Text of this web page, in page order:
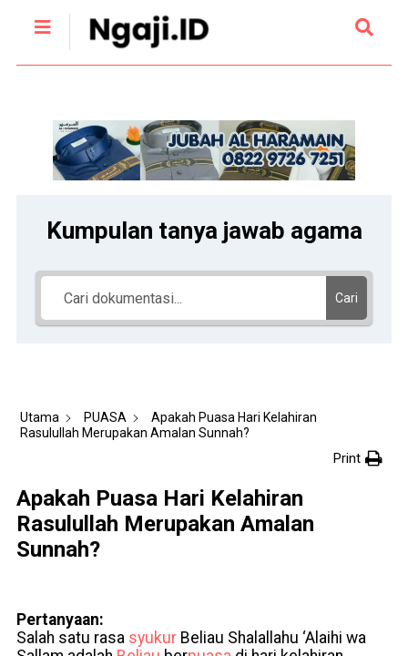
Kumpulan tanya jawab agama
Cari
Utama PUASA
Apakah Puasa Hari Kelahiran
Rasulullah Merupakan Amalan Sunnah?
Print
Apakah Puasa Hari Kelahiran
Rasulullah Merupakan Amalan
Sunnah?
Pertanyaan:
Salah satu rasa syukurBeliau Shalallahu ‘Alaihi wa